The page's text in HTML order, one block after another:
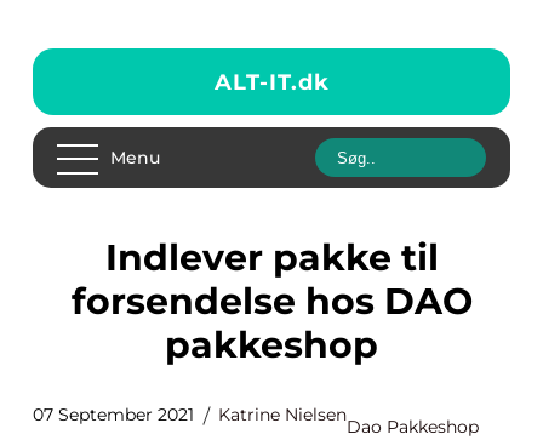
ALT-IT.dk
Menu
Indlever pakke til
forsendelse hos DAO
pakkeshop
07 September 2021 Katrine Nielsen
Dao Pakkeshop